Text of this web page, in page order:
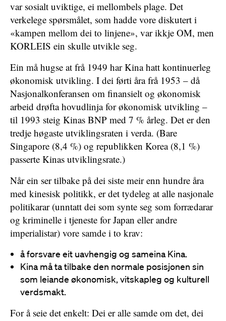
var sosialt uviktige, ei mellombels plage. Det
verkelege spørsmålet, som hadde vore diskutert i
«kampen mellom dei to linjene», var ikkje OM, men
KORLEIS ein skulle utvikle seg.
Ein må hugse at frå 1949 har Kina hatt kontinuerleg
økonomisk utvikling. I dei førti åra frå 1953 – då
Nasjonalkonferansen om finansielt og økonomisk
arbeid drøfta hovudlinja for økonomisk utvikling –
til 1993 steig Kinas BNP med 7 % årleg. Det er den
tredje høgaste utviklingsraten i verda. (Bare
Singapore (8,4 %) og republikken Korea (8,1 %)
passerte Kinas utviklingsrate.)
Når ein ser tilbake på dei siste meir enn hundre åra
med kinesisk politikk, er det tydeleg at alle nasjonale
politikarar (unntatt dei som synte seg som forrædarar
og kriminelle i tjeneste for Japan eller andre
imperialistar) vore samde i to krav:
å forsvare eit uavhengig og sameina Kina.
Kina må ta tilbake den normale posisjonen sin
som leiande økonomisk, vitskapleg og kulturell
verdsmakt.
For å seie det enkelt: Dei er alle samde om det, dei